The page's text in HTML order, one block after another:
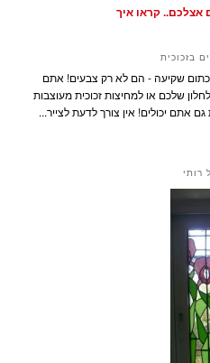
אצלכם.. קראו איך
בזכוכית
כתום שקיעה - הם לא רק צבעים! אתם
שלכם או למחיצות זכוכית מעוצבות
אתם יכולים! אין צורך לדעת לצייר...
רותי